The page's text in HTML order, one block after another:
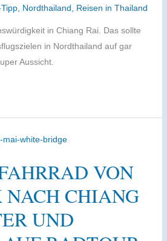
, Nordthailand Reisen in Thailand
in Chiang Rai. Das sollte
in Nordthailand auf gar
Aussicht.
VON
NACH CHIANG
UND